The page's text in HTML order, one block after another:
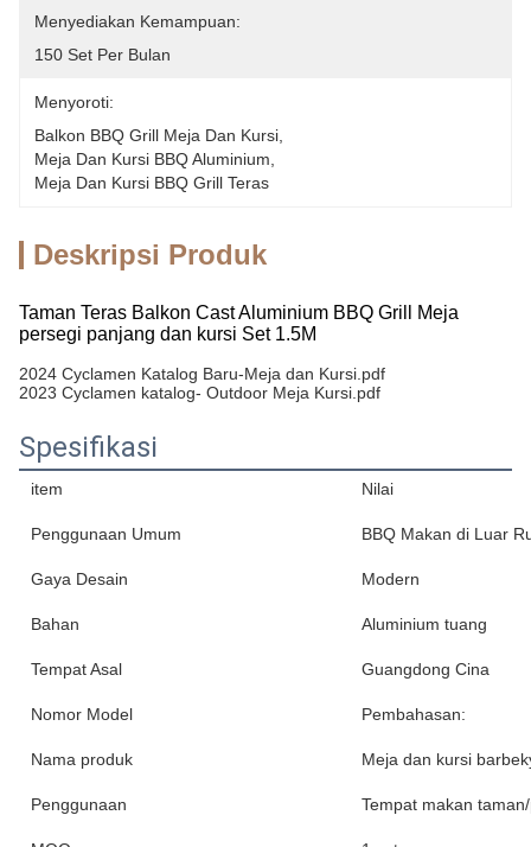
Menyediakan Kemampuan:
150 Set Per Bulan
Menyoroti:
Balkon BBQ Grill Meja Dan Kursi
Meja Dan Kursi BBQ Aluminium
Meja Dan Kursi BBQ Grill Teras
Deskripsi Produk
Taman Teras Balkon Cast Aluminium BBQ Grill Meja
persegi panjang dan kursi Set 1.5M
2024 Cyclamen Katalog Baru-Meja dan Kursi.pdf
2023 Cyclamen katalog- Outdoor Meja Kursi.pdf
Spesifikasi
item Nilai
Penggunaan Umum BBQ Makan di Luar
Gaya Desain Modern
Bahan Aluminium tuang
Tempat Asal Guangdong Cina
Nomor Model Pembahasan:
Nama produk Meja dan kursi
Penggunaan Tempat makan